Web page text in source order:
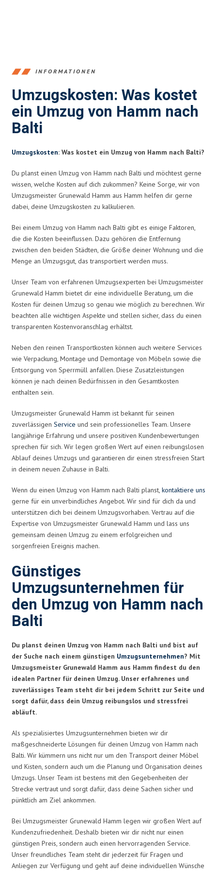
INFORMATIONEN
Umzugskosten: Was kostet
ein Umzug von Hamm nach
Balti
Umzugskosten: Was kostet ein Umzug von Hamm nach Balti?
Du planst einen Umzug von Hamm nach Balti und möchtest gerne
wissen, welche Kosten auf dich zukommen? Keine Sorge, wir von
Umzugsmeister Grunewald Hamm aus Hamm helfen dir gerne
dabei, deine Umzugskosten zu kalkulieren.
Bei einem Umzug von Hamm nach Balti gibt es einige Faktoren,
die die Kosten beeinflussen. Dazu gehören die Entfernung
zwischen den beiden Städten, die Größe deiner Wohnung und die
Menge an Umzugsgut, das transportiert werden muss.
Unser Team von erfahrenen Umzugsexperten bei Umzugsmeister
Grunewald Hamm bietet dir eine individuelle Beratung, um die
Kosten für deinen Umzug so genau wie möglich zu berechnen. Wir
beachten alle wichtigen Aspekte und stellen sicher, dass du einen
transparenten Kostenvoranschlag erhältst.
Neben den reinen Transportkosten können auch weitere Services
wie Verpackung, Montage und Demontage von Möbeln sowie die
Entsorgung von Sperrmüll anfallen. Diese Zusatzleistungen
können je nach deinen Bedürfnissen in den Gesamtkosten
enthalten sein.
Umzugsmeister Grunewald Hamm ist bekannt für seinen
zuverlässigen Service und sein professionelles Team. Unsere
langjährige Erfahrung und unsere positiven Kundenbewertungen
sprechen für sich. Wir legen großen Wert auf einen reibungslosen
Ablauf deines Umzugs und garantieren dir einen stressfreien Start
in deinem neuen Zuhause in Balti.
Wenn du einen Umzug von Hamm nach Balti planst, kontaktiere uns
gerne für ein unverbindliches Angebot. Wir sind für dich da und
unterstützen dich bei deinem Umzugsvorhaben. Vertrau auf die
Expertise von Umzugsmeister Grunewald Hamm und lass uns
gemeinsam deinen Umzug zu einem erfolgreichen und
sorgenfreien Ereignis machen.
Günstiges
Umzugsunternehmen für
den Umzug von Hamm nach
Balti
Du planst deinen Umzug von Hamm nach Balti und bist auf
der Suche nach einem günstigen Umzugsunternehmen? Mit
Umzugsmeister Grunewald Hamm aus Hamm findest du den
idealen Partner für deinen Umzug. Unser erfahrenes und
zuverlässiges Team steht dir bei jedem Schritt zur Seite und
sorgt dafür, dass dein Umzug reibungslos und stressfrei
abläuft.
Als spezialisiertes Umzugsunternehmen bieten wir dir
maßgeschneiderte Lösungen für deinen Umzug von Hamm nach
Balti. Wir kümmern uns nicht nur um den Transport deiner Möbel
und Kisten, sondern auch um die Planung und Organisation deines
Umzugs. Unser Team ist bestens mit den Gegebenheiten der
Strecke vertraut und sorgt dafür, dass deine Sachen sicher und
pünktlich am Ziel ankommen.
Bei Umzugsmeister Grunewald Hamm legen wir großen Wert auf
Kundenzufriedenheit. Deshalb bieten wir dir nicht nur einen
günstigen Preis, sondern auch einen hervorragenden Service.
Unser freundliches Team steht dir jederzeit für Fragen und
Anliegen zur Verfügung und geht auf deine individuellen Wünsche